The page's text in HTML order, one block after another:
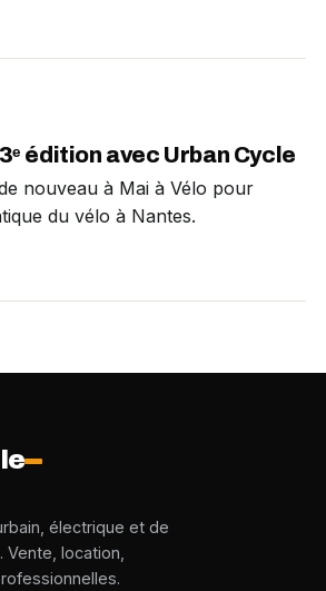
édition avec Urban Cycle
nouveau à Mai à Vélo pour
du vélo à Nantes.
électrique et de
Vente, location,